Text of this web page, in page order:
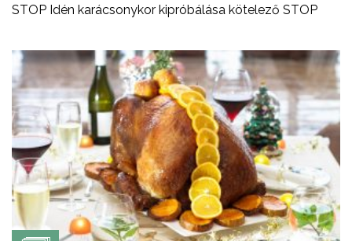
STOP Idén karácsonykor kipróbálása kötelező STOP